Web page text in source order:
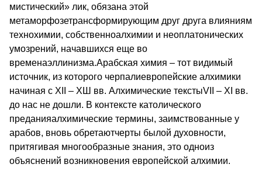
мистический» лик, обязана этой
метаморфозетрансформирующим друг друга влияниям
технохимии, собственноалхимии и неоплатонических
умозрений, начавшихся еще во
временаэллинизма.Арабская химия – тот видимый
источник, из которого черпалиевропейские алхимики
начиная с XII – ХШ вв. Алхимические текстыVII – XI вв.
до нас не дошли. В контексте католического
преданияалхимические термины, заимствованные у
арабов, вновь обретаютчерты былой духовности,
притягивая многообразные знания, это одноиз
объяснений возникновения европейской алхимии.